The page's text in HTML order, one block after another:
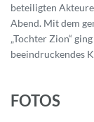
beteiligten
Abend. Mit dem
„Tochter Zion“
beeindruckendes
FOTOS